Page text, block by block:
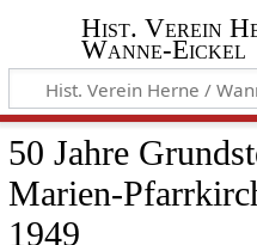
Hist. Verein
Wanne-Eickel
50 Jahre
Marien-
1949